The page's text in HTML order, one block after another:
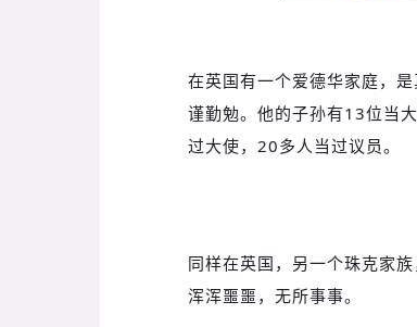
在英国有一个爱德华家庭，
谨勤勉。他的子孙有13位当
过大使，20多人当过议员。
同样在英国，另一个珠克家
浑浑噩噩，无所事事。